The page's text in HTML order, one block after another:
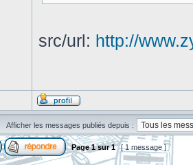
src/url: http://
Afficher les messages publiés depuis :
Page1sur1 [ 1 message ]